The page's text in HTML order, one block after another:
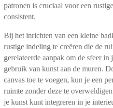
patronen is cruciaal voor een
consistent.
Bij het inrichten van een kleine
rustige indeling te creëren die de
gerelateerde aanpak om de sfeer
gebruik van kunst aan de muren.
canvas toe te voegen, kun je een
ruimte zonder deze te
je kunst kunt integreren in je